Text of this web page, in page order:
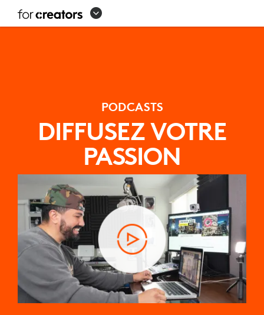
CONFIGURATION
PODCASTS
DIFFUSEZ VOTRE
PASSION